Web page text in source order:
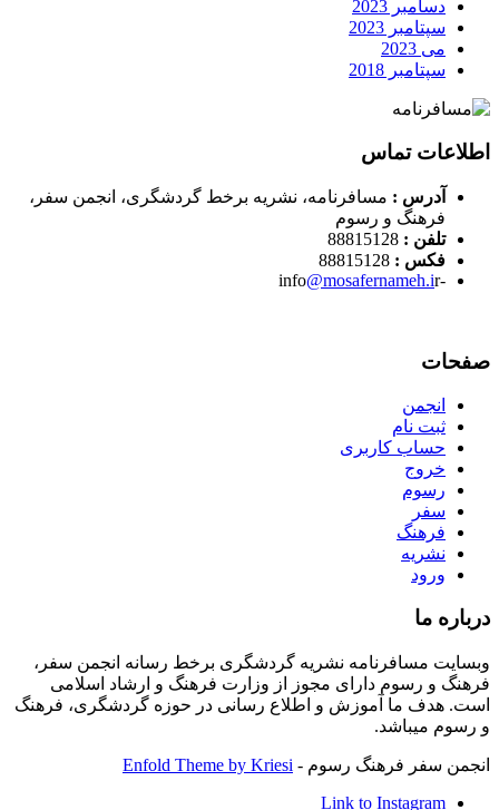
دسامبر 2023
سپتامبر 2023
می 2023
سپتامبر 2018
اطلاعات تماس
آدرس : مسافرنامه، نشریه برخط گردشگری، انجمن سفر،
فرهنگ و رسوم
تلفن :
فکس :
-info
@mosafernameh.ir
صفحات
انجمن
ثبت نام
حساب کاربری
خروج
رسوم
سفر
فرهنگ
نشریه
ورود
درباره ما
وبسایت مسافرنامه نشریه گردشگری برخط رسانه انجمن سفر،
فرهنگ و رسوم دارای مجوز از وزارت فرهنگ و ارشاد اسلامی
است. هدف ما آموزش و اطلاع رسانی در حوزه گردشگری، فرهنگ
و رسوم میباشد.
انجمن سفر فرهنگ رسوم - Enfold Theme by Kriesi
Link to Instagram